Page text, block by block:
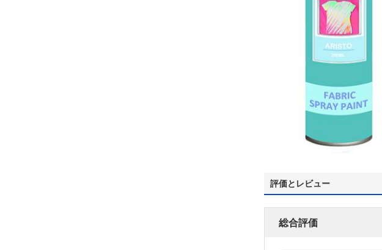
評価とレビュー
総合評価